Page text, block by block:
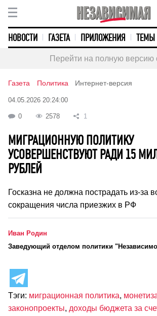
НОВОСТИ ГАЗЕТА ПРИЛОЖЕНИЯ ТЕМЫ
Перейти на полную версию
Газета Политика Интернет-версия
04.05.2026 20:24:00
0 2578 1
МИГРАЦИОННУЮ ПОЛИТИКУ
УСОВЕРШЕНСТВУЮТ РАДИ 15
РУБЛЕЙ
Госказна не должна пострадать из-за
сокращения числа приезжих в РФ
Иван Родин
Заведующий отделом политики
Тэги: миграционная политика,
законопроекты, доходы бюджета за